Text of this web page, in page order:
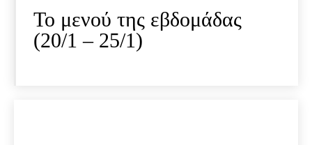
Το μενού της εβδομάδας
(20/1 – 25/1)